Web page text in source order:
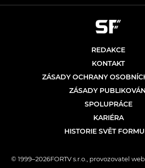
REDAKCE
KONTAKT
ZÁSADY OCHRANY
ZÁSADY
SPOLUPRÁCE
KARIÉRA
HISTORIE SVĚT
© 1999–2026FORTV s.r.o., provozovatel